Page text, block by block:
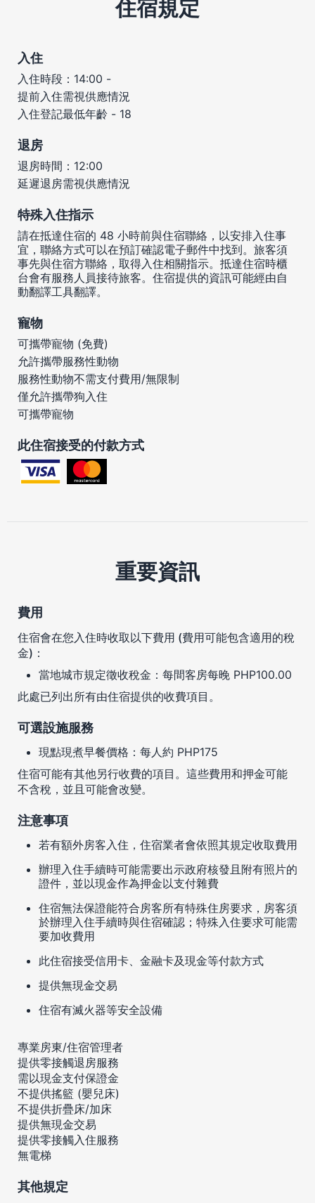
住宿規定
入住
入住時段：14:00 -
提前入住需視供應情況
入住登記最低年齡 - 18
退房
退房時間：12:00
延遲退房需視供應情況
特殊入住指示
請在抵達住宿的 48 小時前與住宿聯絡，以安排入住事
宜，聯絡方式可以在預訂確認電子郵件中找到。旅客須
事先與住宿方聯絡，取得入住相關指示。抵達住宿時櫃
台會有服務人員接待旅客。住宿提供的資訊可能經由自
動翻譯工具翻譯。
寵物
可攜帶寵物 (免費)
允許攜帶服務性動物
服務性動物不需支付費用/無限制
僅允許攜帶狗入住
可攜帶寵物
此住宿接受的付款方式
重要資訊
費用
住宿會在您入住時收取以下費用 (費用可能包含適用的稅
金)：
當地城市規定徵收稅金：每間客房每晚 PHP100.00
此處已列出所有由住宿提供的收費項目。
可選設施服務
現點現煮早餐價格：每人約 PHP175
住宿可能有其他另行收費的項目。這些費用和押金可能
不含稅，並且可能會改變。
注意事項
若有額外房客入住，住宿業者會依照其規定收取費用
辦理入住手續時可能需要出示政府核發且附有照片的
證件，並以現金作為押金以支付雜費
住宿無法保證能符合房客所有特殊住房要求，房客須
於辦理入住手續時與住宿確認；特殊入住要求可能需
要加收費用
此住宿接受信用卡、金融卡及現金等付款方式
提供無現金交易
住宿有滅火器等安全設備
專業房東/住宿管理者
提供零接觸退房服務
需以現金支付保證金
不提供搖籃 (嬰兒床)
不提供折疊床/加床
提供無現金交易
提供零接觸入住服務
無電梯
其他規定